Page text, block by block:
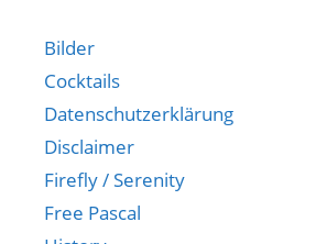
Bilder
Cocktails
Datenschutzerklärung
Disclaimer
Firefly / Serenity
Free Pascal